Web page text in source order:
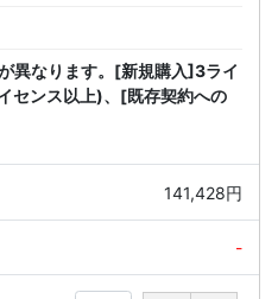
異なります。[新規購入]3ライ
センス以上)、[既存契約への
141,428円
-